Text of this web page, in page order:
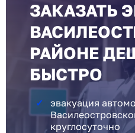
ЗАКАЗАТЬ
РАЙОНЕ
БЫСТРО
эвакуация
круглосуточно